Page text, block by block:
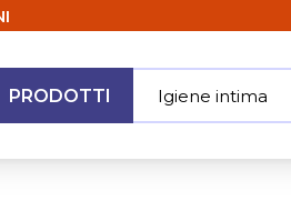
MENU
PRODOTTI Igiene inti|